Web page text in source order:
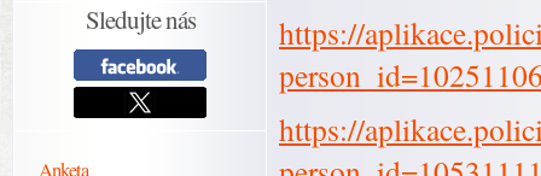
Sledujte nás
Anketa
https://
https://